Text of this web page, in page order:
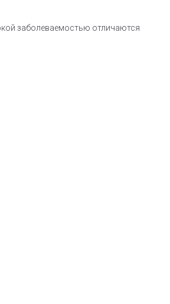
заболеваемостью отличаются